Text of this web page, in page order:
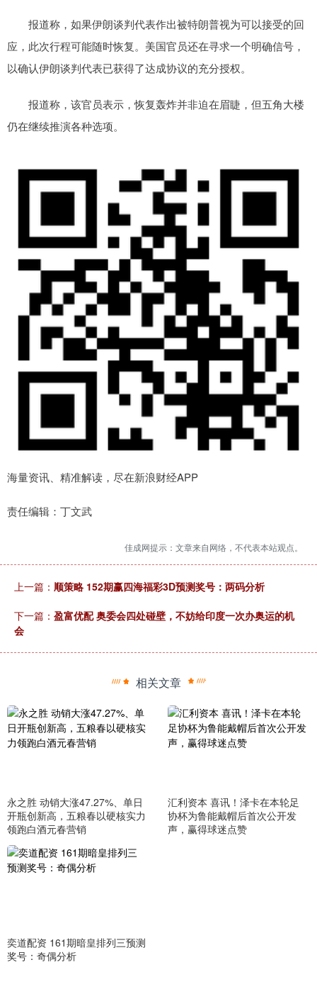
报道称，如果伊朗谈判代表作出被特朗普视为可以接受的回
应，此次行程可能随时恢复。美国官员还在寻求一个明确信号，
以确认伊朗谈判代表已获得了达成协议的充分授权。
报道称，该官员表示，恢复轰炸并非迫在眉睫，但五角大楼
仍在继续推演各种选项。
海量资讯、精准解读，尽在新浪财经APP
责任编辑：丁文武
佳成网提示：文章来自网络，不代表本站观点。
上一篇： 顺策略 152期赢四海福彩3D预测奖号：两码分析
下一篇： 盈富优配 奥委会四处碰壁，不妨给印度一次办奥运的机
会
相关文章
永之胜 动销大涨47.27%、单日
开瓶创新高，五粮春以硬核实力
领跑白酒元春营销
汇利资本 喜讯！泽卡在本轮足
协杯为鲁能戴帽后首次公开发
声，赢得球迷点赞
奕道配资 161期暗皇排列三预测
奖号：奇偶分析